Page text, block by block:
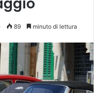
89 minuto di lettura